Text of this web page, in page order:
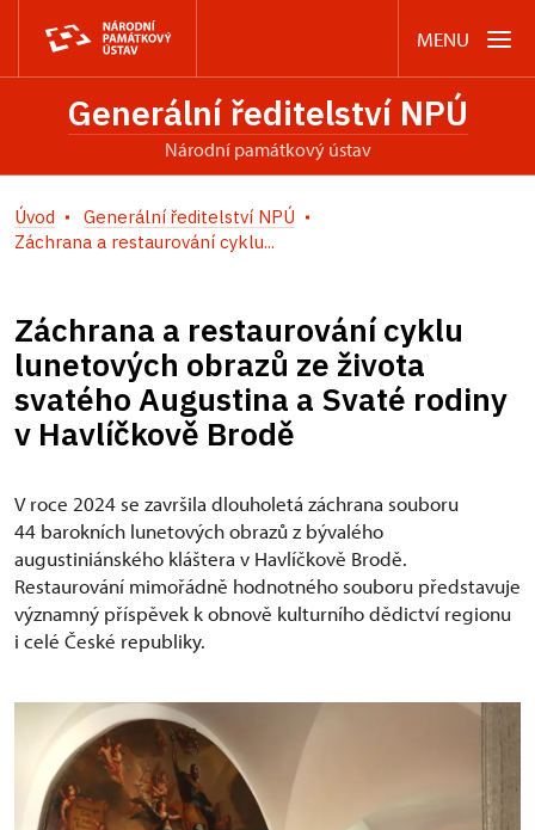
MENU
Generální ředitelství NPÚ
Národní památkový ústav
Úvod
Generální ředitelství NPÚ
Záchrana a restaurování cyklu...
Záchrana a restaurování cyklu
lunetových obrazů ze života
svatého Augustina a Svaté rodiny
v Havlíčkově Brodě
V roce 2024 se završila dlouholetá záchrana souboru
44 barokních lunetových obrazů z bývalého
augustiniánského kláštera v Havlíčkově Brodě.
Restaurování mimořádně hodnotného souboru představuje
významný příspěvek k obnově kulturního dědictví regionu
i celé České republiky.